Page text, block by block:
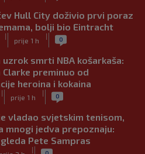
Hull City doživio prvi poraz
bolji bio Eintracht
|
prije 1 h
| 0
uzrok smrti NBA košarkaša:
Clarke preminuo od
heroina i kokaina
|
prije 1 h
| 0
vladao svjetskim tenisom,
mnogi jedva prepoznaju:
Pete Sampras
| 0